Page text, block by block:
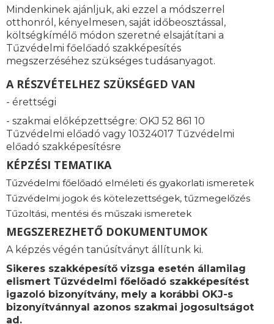
Mindenkinek ajánljuk, aki ezzel a módszerrel
otthonról, kényelmesen, saját időbeosztással,
költségkímélő módon szeretné elsajátítani a
Tűzvédelmi főelőadó szakképesítés
megszerzéséhez szükséges tudásanyagot.
A RÉSZVÉTELHEZ SZÜKSÉGED VAN
- érettségi
- szakmai előképzettségre: OKJ 52 861 10
Tűzvédelmi előadó vagy 10324017 Tűzvédelmi
előadó szakképesítésre
KÉPZÉSI TEMATIKA
Tűzvédelmi főelőadó elméleti és gyakorlati ismeretek
Tűzvédelmi jogok és kötelezettségek, tűzmegelőzés
Tűzoltási, mentési és műszaki ismeretek
MEGSZEREZHETŐ DOKUMENTUMOK
A képzés végén tanúsítványt állítunk ki.
Sikeres szakképesítő vizsga esetén államilag
elismert Tűzvédelmi főelőadó szakképesítést
igazoló bizonyítvány, mely a korábbi OKJ-s
bizonyítvánnyal azonos szakmai jogosultságot
ad.